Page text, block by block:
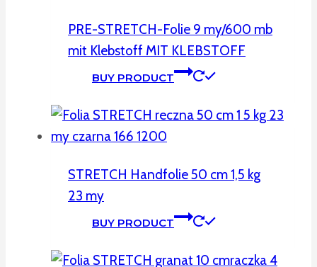
PRE-STRETCH-Folie 9 my/600 mb
mit Klebstoff MIT KLEBSTOFF
BUY PRODUCT
STRETCH Handfolie 50 cm 1,5 kg
23 my
BUY PRODUCT